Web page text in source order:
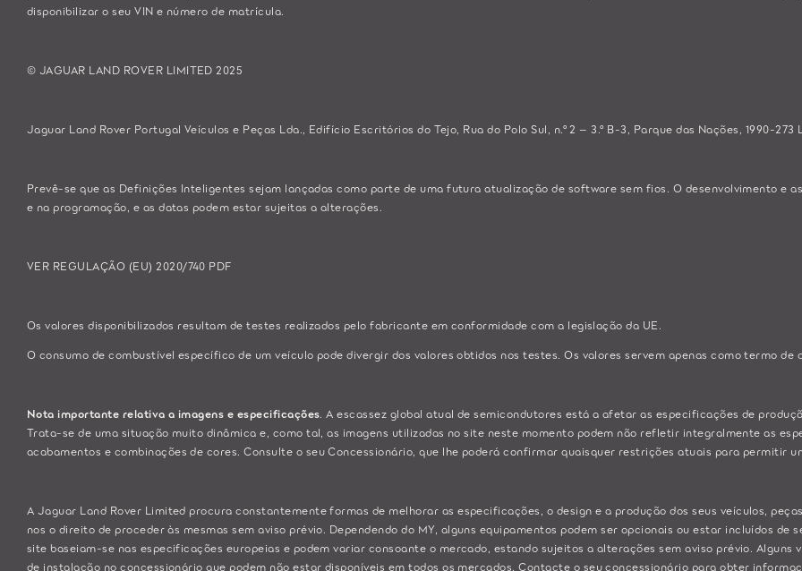
disponibilizar o seu VIN e número de matrícula.
© JAGUAR LAND ROVER LIMITED 2025
Jaguar Land Rover Portugal Veículos e Peças Lda., Edifício Escritórios do Tejo, Rua do Polo Sul, n.º 2 – 3.º B-3, Parque das Nações, 1990-273
Prevê-se que as Definições Inteligentes sejam lançadas como parte de uma futura atualização de software sem fios. O desenvolvimento e
e na programação, e as datas podem estar sujeitas a alterações.
VER REGULAÇÃO (EU) 2020/740 PDF
Os valores disponibilizados resultam de testes realizados pelo fabricante em conformidade com a legislação da UE.
O consumo de combustível específico de um veículo pode divergir dos valores obtidos nos testes. Os valores servem apenas como termo de
Nota importante relativa a imagens e especificações . A escassez global atual de semicondutores está a afetar as especificações de
Trata-se de uma situação muito dinâmica e, como tal, as imagens utilizadas no site neste momento podem não refletir integralmente as
acabamentos e combinações de cores. Consulte o seu Concessionário, que lhe poderá confirmar quaisquer restrições atuais para permitir
A Jaguar Land Rover Limited procura constantemente formas de melhorar as especificações, o design e a produção dos seus veículos,
nos o direito de proceder às mesmas sem aviso prévio. Dependendo do MY, alguns equipamentos podem ser opcionais ou estar incluídos
site baseiam-se nas especificações europeias e podem variar consoante o mercado, estando sujeitos a alterações sem aviso prévio.
de instalação no concessionário que podem não estar disponíveis em todos os mercados. Contacte o seu concessionário para obter